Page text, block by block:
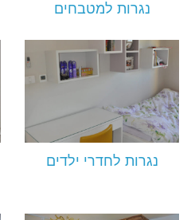
נגרות למטבחים
נגרות לחדרי ילדים